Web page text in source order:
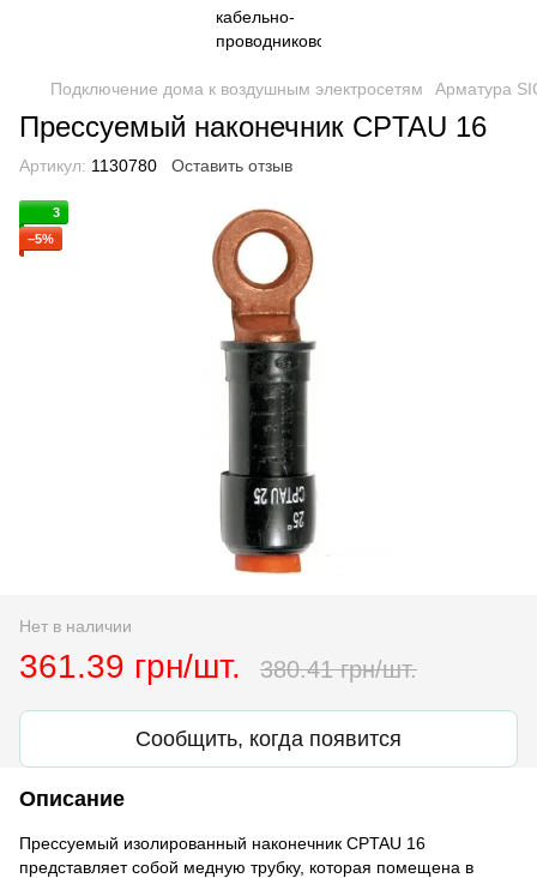
Подключение дома к воздушным электросетям Арматура
Прессуемый наконечник CPTAU 16
Артикул: 1130780 Оставить отзыв
3
−5%
Нет в наличии
361.39 грн/шт. 380.41 грн/шт.
Сообщить, когда появится
Описание
Прессуемый изолированный наконечник CPTAU 16
представляет собой медную трубку, которая помещена в